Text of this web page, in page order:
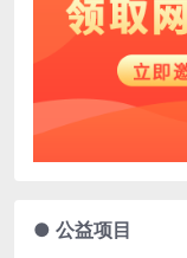
● 公益项目